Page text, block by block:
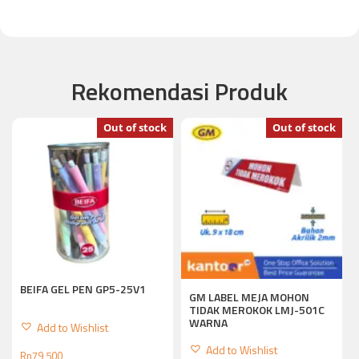
Rekomendasi Produk
BEIFA GEL PEN GP5-25V1
Add to Wishlist
Out of stock
Rp79,500
GM LABEL MEJA MOHON
TIDAK MEROKOK LMJ-501C
WARNA
Add to Wishlist
Out of stock